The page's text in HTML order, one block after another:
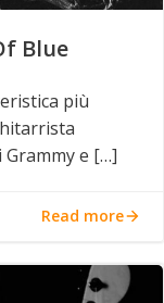
Blue
più
e […]
Read more